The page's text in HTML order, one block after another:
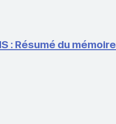
: Résumé du mémoire